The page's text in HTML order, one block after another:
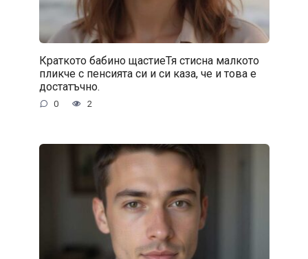
Краткото бабино щастиеТя стисна малкото
пликче с пенсията си и си каза, че и това е
достатъчно.
0 2